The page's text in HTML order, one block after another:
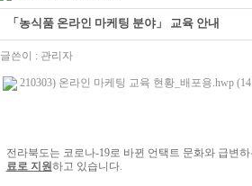
「농식품 온라인 마케팅 분야」 교육 안내
글쓴이 : 관리자
210303) 온라인 마케팅 교육 현황_배포용.hwp
전라북도는 코로나-19로 바뀐 언택트 문화와 급변
료로 지원하고 있습니다.